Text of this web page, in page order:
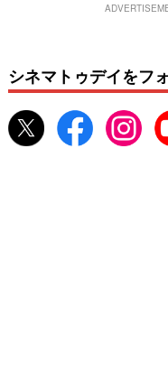
U-NEXTで見る
シネマトゥデイをフ